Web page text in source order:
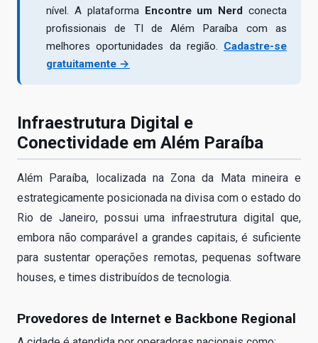
nível. A plataforma Encontre um Nerd conecta
profissionais de TI de Além Paraíba com as
melhores oportunidades da região. Cadastre-se
gratuitamente →
Infraestrutura Digital e
Conectividade em Além Paraíba
Além Paraíba, localizada na Zona da Mata mineira e
estrategicamente posicionada na divisa com o estado do
Rio de Janeiro, possui uma infraestrutura digital que,
embora não comparável a grandes capitais, é suficiente
para sustentar operações remotas, pequenas software
houses, e times distribuídos de tecnologia.
Provedores de Internet e Backbone Regional